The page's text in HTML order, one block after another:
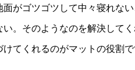
がゴツゴツして中々寝れな
い。そのようなのを解決して
てくれるのがマットの役割で